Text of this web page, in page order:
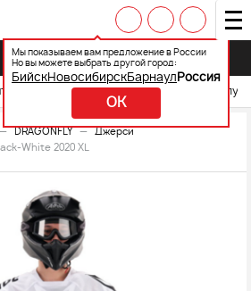
Мы показываем вам предложение в России
Но вы можете выбрать другой город:
БийскНовосибирскБарнаул Россия
OK
Выберите свой мотоцикл и
DRAGONFLY
Джерси
White 2020 XL